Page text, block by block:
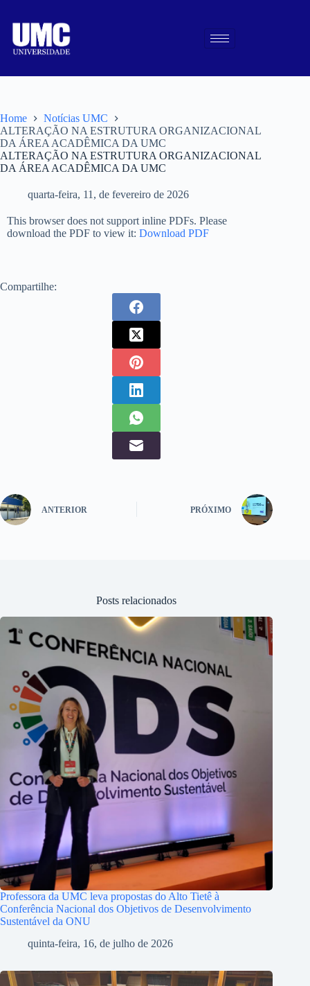
Home
Notícias UMC
ALTERAÇÃO NA ESTRUTURA ORGANIZACIONAL
DA ÁREA ACADÊMICA DA UMC
ALTERAÇÃO NA ESTRUTURA ORGANIZACIONAL
DA ÁREA ACADÊMICA DA UMC
quarta-feira, 11, de fevereiro de 2026
This browser does not support inline PDFs. Please
download the PDF to view it: Download PDF
Compartilhe:
ANTERIOR PRÓXIMO
Posts relacionados
Professora da UMC leva propostas do Alto Tietê à
Conferência Nacional dos Objetivos de Desenvolvimento
Sustentável da ONU
quinta-feira, 16, de julho de 2026